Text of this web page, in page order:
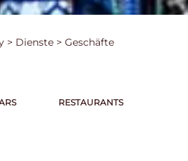
> Dienste> Geschäfte
RESTAURANTS